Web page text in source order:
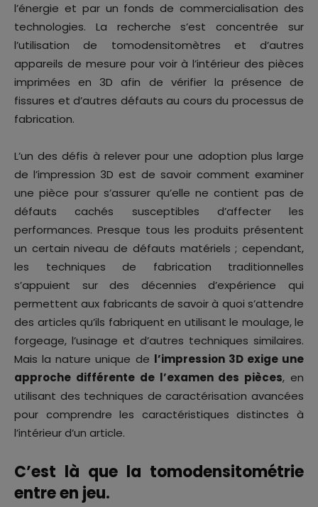
l’énergie et par un fonds de commercialisation des
technologies. La recherche s’est concentrée sur
l’utilisation de tomodensitomètres et d’autres
appareils de mesure pour voir à l’intérieur des pièces
imprimées en 3D afin de vérifier la présence de
fissures et d’autres défauts au cours du processus de
fabrication.
L’un des défis à relever pour une adoption plus large
de l’impression 3D est de savoir comment examiner
une pièce pour s’assurer qu’elle ne contient pas de
défauts cachés susceptibles d’affecter les
performances. Presque tous les produits présentent
un certain niveau de défauts matériels ; cependant,
les techniques de fabrication traditionnelles
s’appuient sur des décennies d’expérience qui
permettent aux fabricants de savoir à quoi s’attendre
des articles qu’ils fabriquent en utilisant le moulage, le
forgeage, l’usinage et d’autres techniques similaires.
Mais la nature unique de l’impression 3D exige une
approche différente de l’examen des pièces, en
utilisant des techniques de caractérisation avancées
pour comprendre les caractéristiques distinctes à
l’intérieur d’un article.
C’est là que la tomodensitométrie
entre en jeu.